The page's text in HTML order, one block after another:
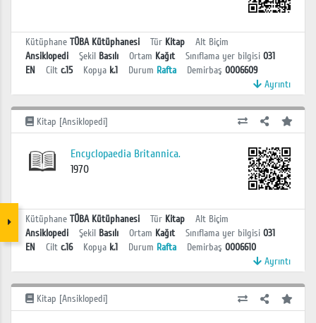
Kütüphane TÜBA Kütüphanesi Tür Kitap
Alt Biçim
Ansiklopedi
Şekil Basılı Ortam Kağıt Sınıflama yer bilgisi 031
EN
Cilt c.15 Kopya k.1 Durum Rafta Demirbaş 0006609
Ayrıntı
Kitap [Ansiklopedi]
Encyclopaedia Britannica.
1970
Kütüphane TÜBA Kütüphanesi Tür Kitap
Alt Biçim
Ansiklopedi
Şekil Basılı Ortam Kağıt Sınıflama yer bilgisi 031
EN
Cilt c.16 Kopya k.1 Durum Rafta Demirbaş 0006610
Ayrıntı
Kitap [Ansiklopedi]